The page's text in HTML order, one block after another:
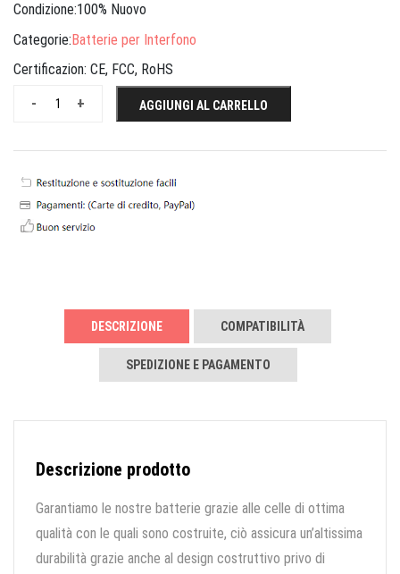
Condizione:100% Nuovo
Categorie:Batterie per Interfono
Certificazion: CE, FCC, RoHS
+
- AGGIUNGI AL CARRELLO
DESCRIZIONE COMPATIBILITÀ
SPEDIZIONE E PAGAMENTO
Descrizione prodotto
Garantiamo le nostre batterie grazie alle celle di ottima
qualità con le quali sono costruite, ciò assicura un’altissima
durabilità grazie anche al design costruttivo privo di